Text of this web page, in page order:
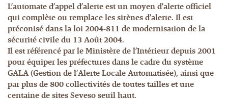
L’automate d’appel d’alerte est un moyen d’alerte officiel
qui complète ou remplace les sirènes d’alerte. Il est
préconisé dans la loi 2004-811 de modernisation de la
sécurité civile du 13 Août 2004.
Il est référencé par le Ministère de l’Intérieur depuis 2001
pour équiper les préfectures dans le cadre du système
GALA (Gestion de l’Alerte Locale Automatisée), ainsi que
par plus de 800 collectivités de toutes tailles et une
centaine de sites Seveso seuil haut.